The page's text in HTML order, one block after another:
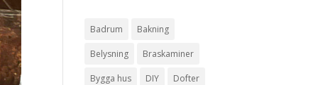
Badrum Bakning
Belysning Braskaminer
Bygga hus DIY Dofter